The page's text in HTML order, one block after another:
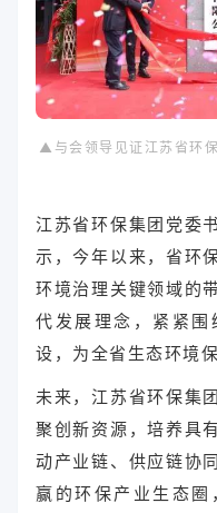
▲与会领导见证江苏省环
江苏省环保集团党委
示，今年以来，省环
环境治理关键领域的
代发展理念，紧紧
设，为全省生态环境
未来，江苏省环保集
聚创新资源，培养具
动产业链、供应链协
赢的环保产业生态